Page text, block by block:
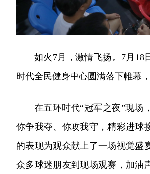
如火7月，激情飞扬。7月18
时代全民健身中心圆满落下帷幕
在五环时代“冠军之夜”现场
你争我夺、你攻我守，精彩进球
的表现为观众献上了一场视觉盛
众多球迷朋友到现场观赛，加油